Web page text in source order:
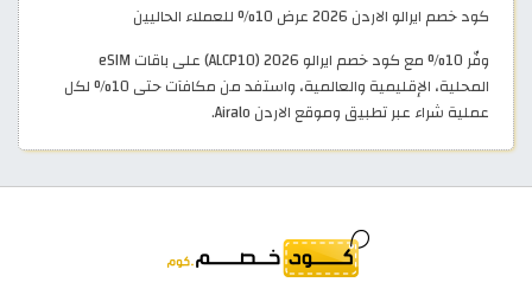
كود خصم ايرالو الاردن 2026 عرض 10% للعملاء الحاليين
وفّر 10% مع كود خصم ايرالو 2026 (ALCP10) على باقات eSIM
المحلية، الإقليمية والعالمية، واستفد من مكافآت حتى 10% لكل
عملية شراء عبر تطبيق وموقع الاردن Airalo.